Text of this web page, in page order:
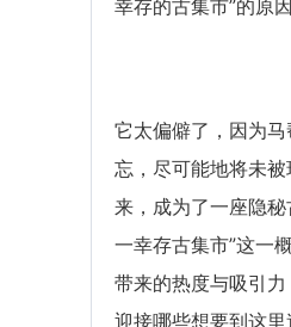
幸存的古集市”的原因
它太偏僻了，因为
忘，尽可能地将未
来，成为了一座隐
一幸存古集市”这一
带来的热度与吸引
迎接哪些想要到这